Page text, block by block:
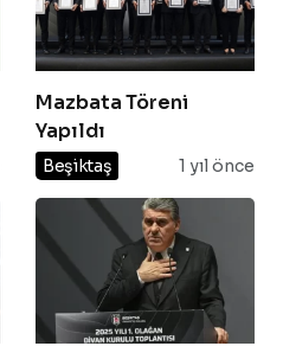
Mazbata Töreni
Yapıldı
Beşiktaş 1 yıl önce